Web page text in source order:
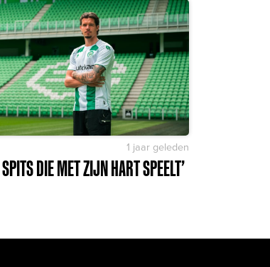
1 jaar geleden
DIE MET ZIJN HART SPEELT’